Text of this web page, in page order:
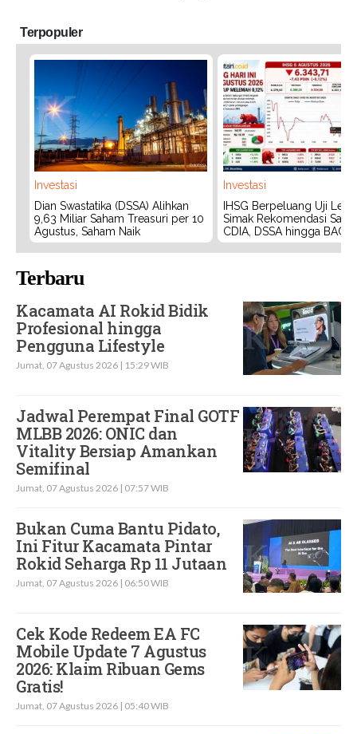
Terpopuler
Investasi
Dian Swastatika (DSSA) Alihkan
9,63 Miliar Saham Treasuri per 10
Agustus, Saham Naik
Investasi
IHSG Berpeluang Uji
Simak Rekomendasi
CDIA, DSSA hingga BACH
Terbaru
Kacamata AI Rokid Bidik
Profesional hingga
Pengguna Lifestyle
Jumat, 07 Agustus 2026 | 15:29 WIB
Jadwal Perempat Final GOTF
MLBB 2026: ONIC dan
Vitality Bersiap Amankan
Semifinal
Jumat, 07 Agustus 2026 | 07:57 WIB
Bukan Cuma Bantu Pidato,
Ini Fitur Kacamata Pintar
Rokid Seharga Rp 11 Jutaan
Jumat, 07 Agustus 2026 | 06:50 WIB
Cek Kode Redeem EA FC
Mobile Update 7 Agustus
2026: Klaim Ribuan Gems
Gratis!
Jumat, 07 Agustus 2026 | 05:40 WIB